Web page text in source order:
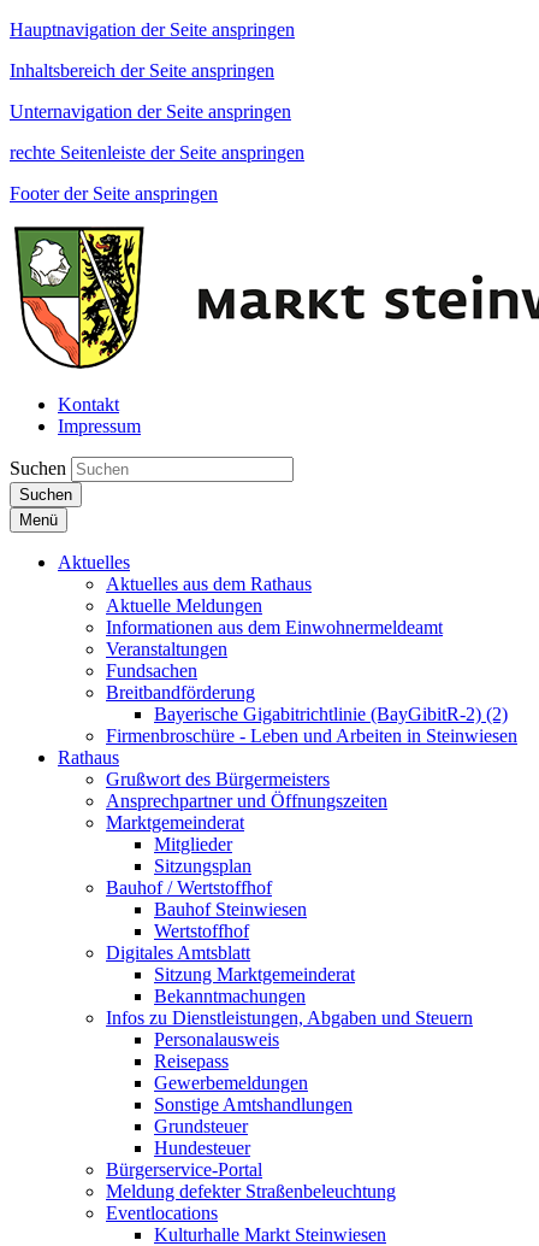
Hauptnavigation der Seite anspringen
Inhaltsbereich der Seite anspringen
Unternavigation der Seite anspringen
rechte Seitenleiste der Seite anspringen
Footer der Seite anspringen
Kontakt
Impressum
Suchen
Suchen
Menü
Aktuelles
Aktuelles aus dem Rathaus
Aktuelle Meldungen
Informationen aus dem Einwohnermeldeamt
Veranstaltungen
Fundsachen
Breitbandförderung
Bayerische Gigabitrichtlinie (BayGibitR-2) (2)
Firmenbroschüre - Leben und Arbeiten in Steinwiesen
Rathaus
Grußwort des Bürgermeisters
Ansprechpartner und Öffnungszeiten
Marktgemeinderat
Mitglieder
Sitzungsplan
Bauhof / Wertstoffhof
Bauhof Steinwiesen
Wertstoffhof
Digitales Amtsblatt
Sitzung Marktgemeinderat
Bekanntmachungen
Infos zu Dienstleistungen, Abgaben und Steuern
Personalausweis
Reisepass
Gewerbemeldungen
Sonstige Amtshandlungen
Grundsteuer
Hundesteuer
Bürgerservice-Portal
Meldung defekter Straßenbeleuchtung
Eventlocations
Kulturhalle Markt Steinwiesen